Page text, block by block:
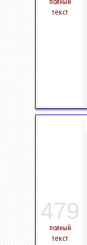
текст
479
полный
текст